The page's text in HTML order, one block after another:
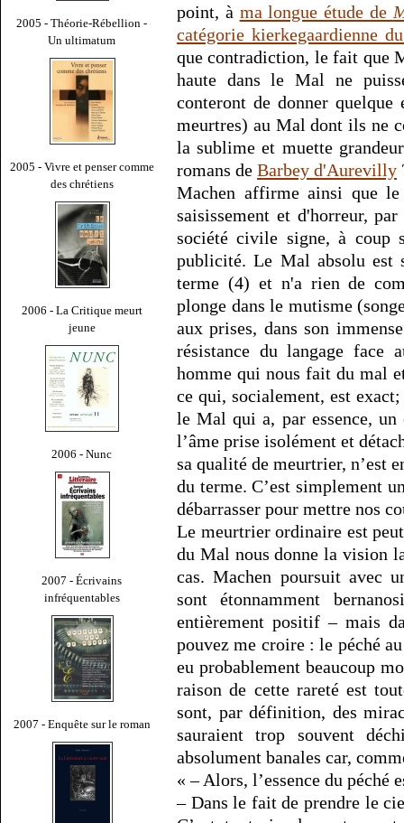
2005 - Théorie-Rébellion -
Un ultimatum
2005 - Vivre et penser comme
des chrétiens
2006 - La Critique meurt
jeune
2006 - Nunc
2007 - Écrivains
infréquentables
2007 - Enquête sur le roman
point, à ma longue étude de
catégorie kierkegaardienne
que contradiction, le fait que
haute dans le Mal ne
conteront de donner
meurtres) au Mal dont ils ne
la sublime et muette
romans de Barbey d'Aurevilly
Machen affirme ainsi que
saisissement et d'horreur,
société civile signe, à coup
publicité. Le Mal absolu est
terme (4) et n'a rien de
plonge dans le mutisme
aux prises, dans son
résistance du langage face
homme qui nous fait du mal
ce qui, socialement, est
le Mal qui a, par essence, un
l’âme prise isolément et
sa qualité de meurtrier, n’est
du terme. C’est simplement
débarrasser pour mettre nos
Le meurtrier ordinaire est
du Mal nous donne la vision
cas. Machen poursuit avec
sont étonnamment
entièrement positif – mais
pouvez me croire : le péché
eu probablement beaucoup
raison de cette rareté est
sont, par définition, des
sauraient trop souvent
absolument banales car,
« – Alors, l’essence du
– Dans le fait de prendre le